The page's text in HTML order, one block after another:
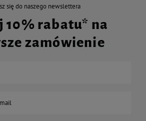
się do naszego newslettera
10% rabatu* na
zamówienie